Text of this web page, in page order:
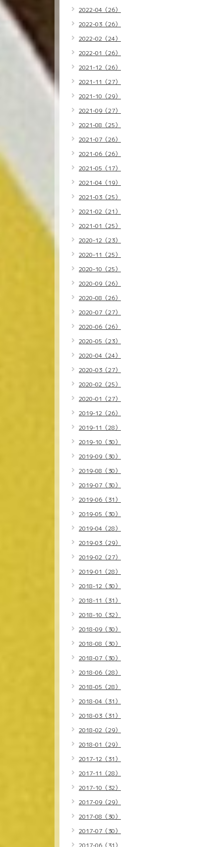
2022-04（26）
2022-03（26）
2022-02（24）
2022-01（26）
2021-12（26）
2021-11（27）
2021-10（29）
2021-09（27）
2021-08（25）
2021-07（26）
2021-06（26）
2021-05（17）
2021-04（19）
2021-03（25）
2021-02（21）
2021-01（25）
2020-12（23）
2020-11（25）
2020-10（25）
2020-09（26）
2020-08（26）
2020-07（27）
2020-06（26）
2020-05（23）
2020-04（24）
2020-03（27）
2020-02（25）
2020-01（27）
2019-12（26）
2019-11（28）
2019-10（30）
2019-09（30）
2019-08（30）
2019-07（30）
2019-06（31）
2019-05（30）
2019-04（28）
2019-03（29）
2019-02（27）
2019-01（28）
2018-12（30）
2018-11（31）
2018-10（32）
2018-09（30）
2018-08（30）
2018-07（30）
2018-06（28）
2018-05（28）
2018-04（31）
2018-03（31）
2018-02（29）
2018-01（29）
2017-12（31）
2017-11（28）
2017-10（32）
2017-09（29）
2017-08（30）
2017-07（30）
2017-06（31）